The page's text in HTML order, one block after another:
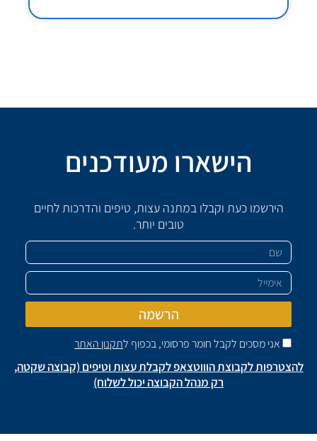
הישארו מעודכנים
הירשמו כעת וקבלו במתנה עצות, טיפים והדרכות לחיים
טובים יותר.
שם
אימייל
אני מסכים לקבל חומר פרסומי, בכפוף לתקנון האתר
הרשמה
להצטרפות לקבוצת הוווטצאפ לקבלת עצות וטיפים (קבוצה שקטה,
רק מנהל הקבוצה יכול לשלוח)